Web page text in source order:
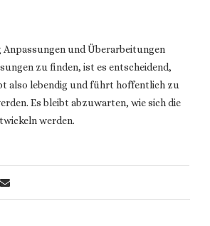
Anpassungen und Überarbeitungen
zu finden, ist es entscheidend,
also lebendig und führt hoffentlich zu
Es bleibt abzuwarten, wie sich die
werden.